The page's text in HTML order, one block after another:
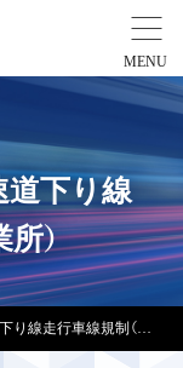
道下り線
）
所長パトロール 阪神高速道下り線走行車線規制（神戸西営業所）